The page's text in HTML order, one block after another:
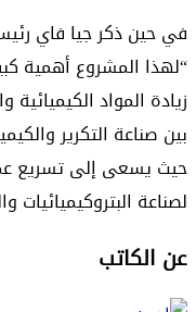
في حين ذكر جيا فاي
“لهذا المشروع أهمية
زيادة المواد
بين صناعة التكرير
حيث يسعى إلى تسريع
لصناعة البتروكيميائيات
عن الكاتب